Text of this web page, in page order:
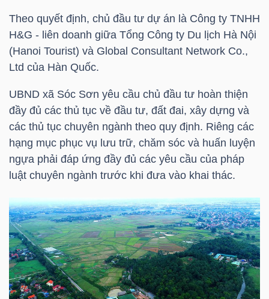
Theo quyết định, chủ đầu tư dự án là Công ty TNHH
H&G - liên doanh giữa Tổng Công ty Du lịch Hà Nội
(Hanoi Tourist) và Global Consultant Network Co.,
Ltd của Hàn Quốc.
UBND xã Sóc Sơn yêu cầu chủ đầu tư hoàn thiện
đầy đủ các thủ tục về đầu tư, đất đai, xây dựng và
các thủ tục chuyên ngành theo quy định. Riêng các
hạng mục phục vụ lưu trữ, chăm sóc và huấn luyện
ngựa phải đáp ứng đầy đủ các yêu cầu của pháp
luật chuyên ngành trước khi đưa vào khai thác.
PHÂN
TÍCH
VIETSTOCKFINANCE
VĨ
MÔ
NGÀNH
DOANH
NGHIỆP